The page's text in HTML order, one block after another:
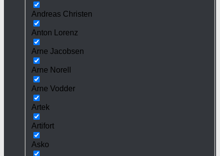
Andreas Christen
Anton Lorenz
Arne Jacobsen
Arne Norell
Arne Vodder
Artek
Artifort
Asko